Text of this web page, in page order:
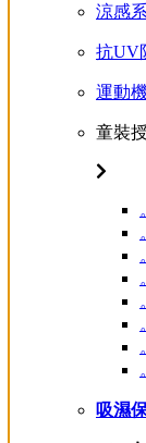
涼感
抗UV
運動
童裝
吸濕